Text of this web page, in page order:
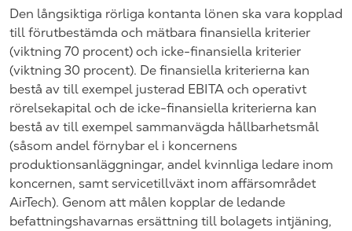
Den långsiktiga rörliga kontanta lönen ska vara kopplad
till förutbestämda och mätbara finansiella kriterier
(viktning 70 procent) och icke-finansiella kriterier
(viktning 30 procent). De finansiella kriterierna kan
bestå av till exempel justerad EBITA och operativt
rörelsekapital och de icke-finansiella kriterierna kan
bestå av till exempel sammanvägda hållbarhetsmål
(såsom andel förnybar el i koncernens
produktionsanläggningar, andel kvinnliga ledare inom
koncernen, samt servicetillväxt inom affärsområdet
AirTech). Genom att målen kopplar de ledande
befattningshavarnas ersättning till bolagets intjäning,